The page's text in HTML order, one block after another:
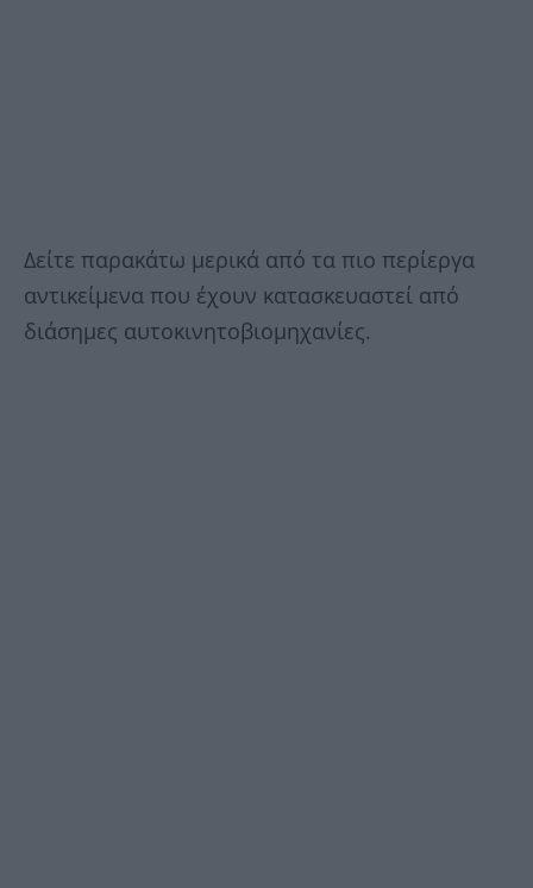
Δείτε παρακάτω μερικά από τα πιο περίεργα
αντικείμενα που έχουν κατασκευαστεί από
διάσημες αυτοκινητοβιομηχανίες.